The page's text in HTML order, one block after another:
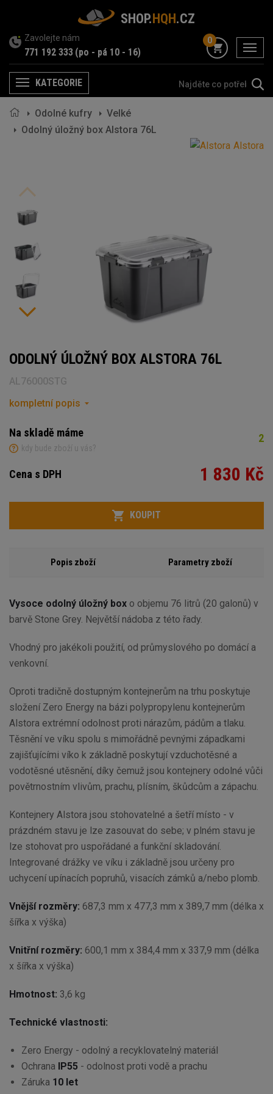
SHOP.HQH.CZ
Zavolejte nám
771 192 333 (po - pá 10 - 16) menu
0
MenuKATEGORIE
Odolné kufry
Velké
Odolný úložný box Alstora 76L
Alstora
ODOLNÝ ÚLOŽNÝ BOX ALSTORA 76L
AL76000STG
kompletní popis
Na skladě máme
kdy bude zboží u vás?
2
Cena s DPH 1 830 Kč
Počet
KOUPIT
Popis zboží Parametry zboží
Vysoce odolný úložný box o objemu 76 litrů (20 galonů) v
barvě Stone Grey. Největší nádoba z této řady.
Vhodný pro jakékoli použití, od průmyslového po domácí a
venkovní.
Oproti tradičně dostupným kontejnerům na trhu poskytuje
složení Zero Energy na bázi polypropylenu kontejnerům
Alstora extrémní odolnost proti nárazům, pádům a tlaku.
Těsnění ve víku spolu s mimořádně pevnými západkami
zajišťujícími víko k základně poskytují vzduchotěsné a
vodotěsné utěsnění, díky čemuž jsou kontejnery odolné vůči
povětrnostním vlivům, prachu, plísním, škůdcům a zápachu.
Kontejnery Alstora jsou stohovatelné a šetří místo - v
prázdném stavu je lze zasouvat do sebe; v plném stavu je
lze stohovat pro uspořádané a funkční skladování.
Integrované drážky ve víku i základně jsou určeny pro
uchycení upínacích popruhů, visacích zámků a/nebo plomb.
Vnější rozměry: 687,3 mm x 477,3 mm x 389,7 mm (délka x
šířka x výška)
Vnitřní rozměry: 600,1 mm x 384,4 mm x 337,9 mm (délka
x šířka x výška)
Hmotnost: 3,6 kg
Technické vlastnosti:
Zero Energy - odolný a recyklovatelný materiál
Ochrana IP55 - odolnost proti vodě a prachu
Záruka 10 let